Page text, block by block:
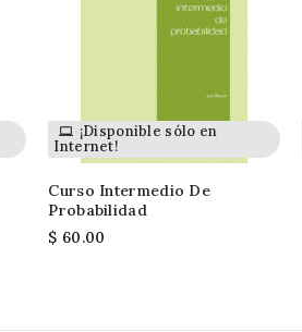
Curso Intermedio De
Probabilidad
$ 60.00
¡Disponible sólo en
Internet!